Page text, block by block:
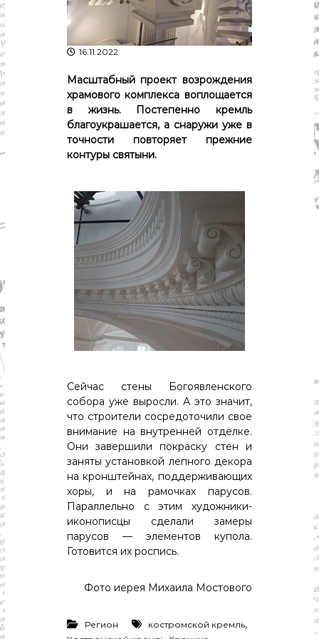
р
а
в
а
"
о
с
о
ы
и
К
о
о
с
к
о
й
о
б
л
а
с
в
с
т
и
,
п
о
и
т
и
к
э
н
16.11.2022
Масштабный проект возрождения
храмового комплекса воплощается
в жизнь. Постепенно кремль
благоукрашается, а снаружи уже в
точности повторяет прежние
контуры святыни.
Сейчас стены Богоявленского
собора уже выросли. А это значит,
что строители сосредоточили свое
внимание на внутренней отделке.
Они завершили покраску стен и
заняты установкой лепного декора
на кронштейнах, поддерживающих
хоры, и на рамочках парусов.
Параллельно с этим художники-
иконописцы сделали замеры
парусов — элементов купола.
Готовится их роспись.
Фото иерея Михаила Мостового
Регион костромской кремль,